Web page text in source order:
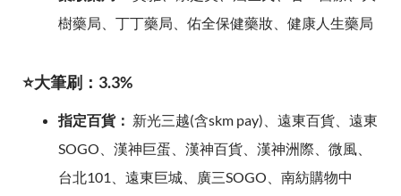
樹藥局、丁丁藥局、佑全保健藥妝、健康人生藥局
⭐大筆刷：3.3%
指定百貨： 新光三越(含skm pay)、遠東百貨、遠東
SOGO、漢神巨蛋、漢神百貨、漢神洲際、微風、
台北101、遠東巨城、廣三SOGO、南紡購物中